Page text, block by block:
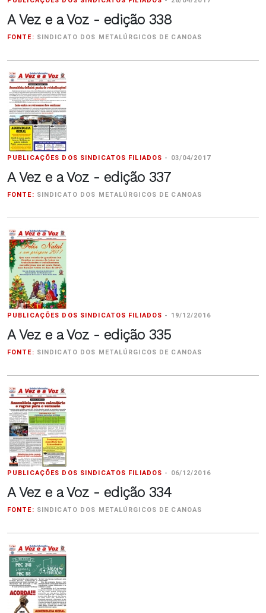
A Vez e a Voz - edição 338
FONTE: SINDICATO DOS METALÚRGICOS DE CANOAS
PUBLICAÇÕES DOS SINDICATOS FILIADOS - 03/04/2017
A Vez e a Voz - edição 337
FONTE: SINDICATO DOS METALÚRGICOS DE CANOAS
PUBLICAÇÕES DOS SINDICATOS FILIADOS - 19/12/2016
A Vez e a Voz - edição 335
FONTE: SINDICATO DOS METALÚRGICOS DE CANOAS
PUBLICAÇÕES DOS SINDICATOS FILIADOS - 06/12/2016
A Vez e a Voz - edição 334
FONTE: SINDICATO DOS METALÚRGICOS DE CANOAS